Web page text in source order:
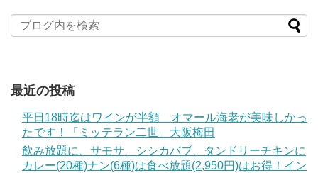
最近の投稿
平日18時迄はワインが半額 オマール海老が美味しかっ
たです！「ミッテラン二世」大阪梅田
飲み放題に、サモサ、シシカバブ、タンドリーチキンに
カレー(20種)ナン(6種)は食べ放題(2,950円)はお得！イン